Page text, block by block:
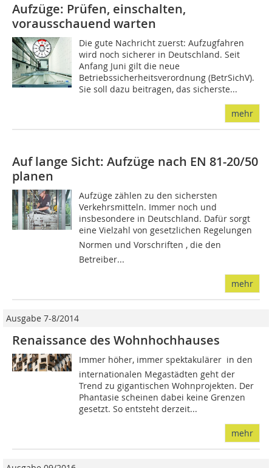
Aufzüge: Prüfen, einschalten,
vorausschauend warten
Die gute Nachricht zuerst: Aufzugfahren
wird noch sicherer in Deutschland. Seit
Anfang Juni gilt die neue
Betriebssicherheitsverordnung (BetrSichV).
Sie soll dazu beitragen, das sicherste...
mehr
Auf lange Sicht: Aufzüge nach EN 81-20/50
planen
Aufzüge zählen zu den sichersten
Verkehrsmitteln. Immer noch und
insbesondere in Deutschland. Dafür sorgt
eine Vielzahl von gesetzlichen Regelungen 
Normen und Vorschriften , die den
Betreiber...
mehr
Ausgabe 7-8/2014
Renaissance des Wohnhochhauses
Immer höher, immer spektakulärer  in den
internationalen Megastädten geht der
Trend zu gigantischen Wohnprojekten. Der
Phantasie scheinen dabei keine Grenzen
gesetzt. So entsteht derzeit...
mehr